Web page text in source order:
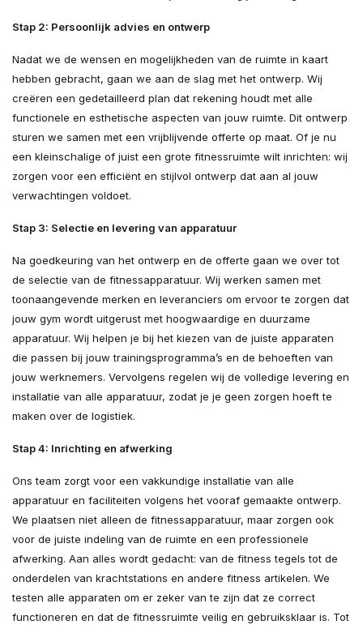
Stap 2: Persoonlijk advies en ontwerp
Nadat we de wensen en mogelijkheden van de ruimte in kaart
hebben gebracht, gaan we aan de slag met het ontwerp. Wij
creëren een gedetailleerd plan dat rekening houdt met alle
functionele en esthetische aspecten van jouw ruimte. Dit ontwerp
sturen we samen met een vrijblijvende offerte op maat. Of je nu
een kleinschalige of juist een grote fitnessruimte wilt inrichten: wij
zorgen voor een efficiënt en stijlvol ontwerp dat aan al jouw
verwachtingen voldoet.
Stap 3: Selectie en levering van apparatuur
Na goedkeuring van het ontwerp en de offerte gaan we over tot
de selectie van de fitnessapparatuur. Wij werken samen met
toonaangevende merken en leveranciers om ervoor te zorgen dat
jouw gym wordt uitgerust met hoogwaardige en duurzame
apparatuur. Wij helpen je bij het kiezen van de juiste apparaten
die passen bij jouw trainingsprogramma’s en de behoeften van
jouw werknemers. Vervolgens regelen wij de volledige levering en
installatie van alle apparatuur, zodat je je geen zorgen hoeft te
maken over de logistiek.
Stap 4: Inrichting en afwerking
Ons team zorgt voor een vakkundige installatie van alle
apparatuur en faciliteiten volgens het vooraf gemaakte ontwerp.
We plaatsen niet alleen de fitnessapparatuur, maar zorgen ook
voor de juiste indeling van de ruimte en een professionele
afwerking. Aan alles wordt gedacht: van de fitness tegels tot de
onderdelen van krachtstations en andere fitness artikelen. We
testen alle apparaten om er zeker van te zijn dat ze correct
functioneren en dat de fitnessruimte veilig en gebruiksklaar is. Tot